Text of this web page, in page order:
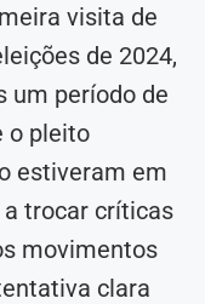
visita de
de 2024,
um período de
o pleito
estiveram em
trocar críticas
movimentos
clara